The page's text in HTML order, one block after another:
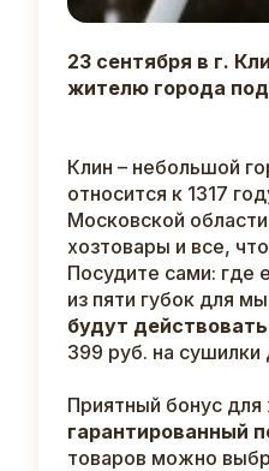
23 сентября в г.
жителю города
Клин – небольшой
относится к 1317
Московской
хозтовары и все,
Посудите сами: где
из пяти губок для
будут
399 руб. на сушилки
Приятный бонус
гарантированный
товаров можно